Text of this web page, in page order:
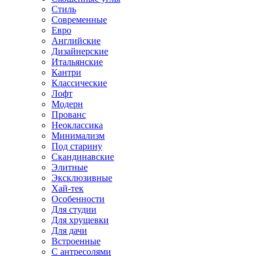
Стиль
Современные
Евро
Английские
Дизайнерские
Итальянские
Кантри
Классические
Лофт
Модерн
Прованс
Неоклассика
Минимализм
Под старину
Скандинавские
Элитные
Эксклюзивные
Хай-тек
Особенности
Для студии
Для хрущевки
Для дачи
Встроенные
С антресолями